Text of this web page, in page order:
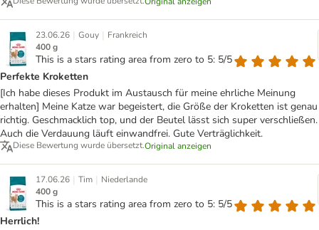
23.06.26 | Gouy | Frankreich
400 g
This is a stars rating area from zero to 5: 5/5
Perfekte Kroketten
[Ich habe dieses Produkt im Austausch für meine ehrliche Meinung
erhalten] Meine Katze war begeistert, die Größe der Kroketten ist genau
richtig. Geschmacklich top, und der Beutel lässt sich super verschließen.
Auch die Verdauung läuft einwandfrei. Gute Verträglichkeit.
Diese Bewertung wurde übersetzt.Original anzeigen
17.06.26 | Tim | Niederlande
400 g
This is a stars rating area from zero to 5: 5/5
Herrlich!